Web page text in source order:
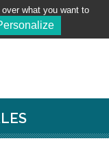
what you want to